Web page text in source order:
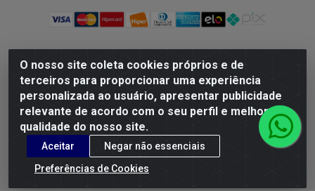
O nosso site coleta cookies próprios e de
terceiros para proporcionar uma experiência
personalizada ao usuário, apresentar publicidade
relevante de acordo com o seu perfil e melhorar a
qualidade do nosso site.
Aceitar
Negar não essenciais
Preferências de Cookies
G.M.I. Distribuidora LTDA - Rua Conselheiro Pena, 50 - Santa
Branca, Belo Horizonte/MG - CEP 31.710-150 - CNPJ
04.098.359/0001-02